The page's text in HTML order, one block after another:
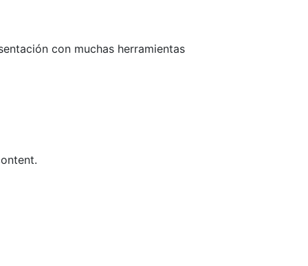
con muchas herramientas